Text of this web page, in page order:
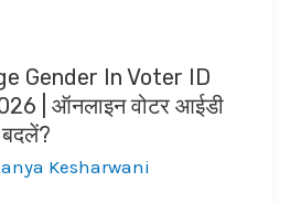
Gender In Voter ID
| ऑनलाइन वोटर आईडी
Kesharwani